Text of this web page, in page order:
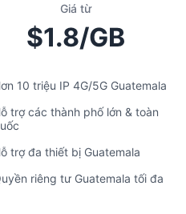
Giá từ
$1.8/GB
10 triệu IP 4G/5G Guatemala
trợ các thành phố lớn & toàn
trợ đa thiết bị Guatemala
riêng tư Guatemala tối đa